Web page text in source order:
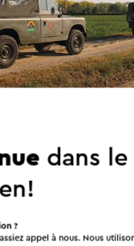
dans le
?
appel à nous. Nous